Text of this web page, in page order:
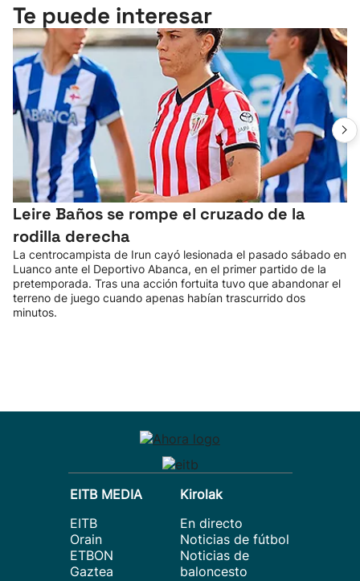
Te puede interesar
Leire Baños se rompe el cruzado de la
rodilla derecha
La centrocampista de Irun cayó lesionada el pasado sábado en
Luanco ante el Deportivo Abanca, en el primer partido de la
pretemporada. Tras una acción fortuita tuvo que abandonar el
terreno de juego cuando apenas habían trascurrido dos
minutos.
EITB MEDIA
EITB
Orain
ETBON
Gaztea
Kirolak
En directo
Noticias de fútbol
Noticias de
baloncesto